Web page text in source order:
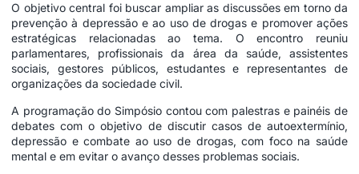
O objetivo central foi buscar ampliar as discussões em torno da
prevenção à depressão e ao uso de drogas e promover ações
estratégicas relacionadas ao tema. O encontro reuniu
parlamentares, profissionais da área da saúde, assistentes
sociais, gestores públicos, estudantes e representantes de
organizações da sociedade civil.
A programação do Simpósio contou com palestras e painéis de
debates com o objetivo de discutir casos de autoextermínio,
depressão e combate ao uso de drogas, com foco na saúde
mental e em evitar o avanço desses problemas sociais.